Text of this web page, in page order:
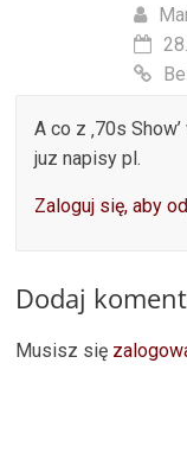
A co z ‚70s
juz napisy pl.
Zaloguj się, aby
Dodaj
Musisz się